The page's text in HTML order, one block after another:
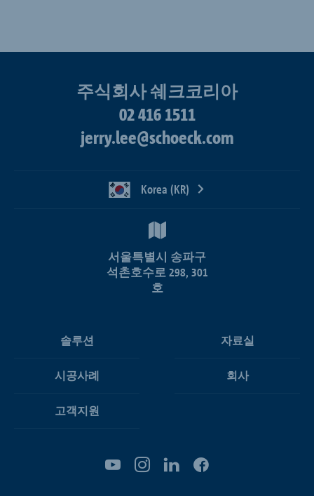
주식회사 쉐크코리아
02 416 1511
jerry.lee@schoeck.com
Korea (KR)
서울특별시 송파구
석촌호수로 298, 301
호
솔루션 자료실
시공사례 회사
고객지원